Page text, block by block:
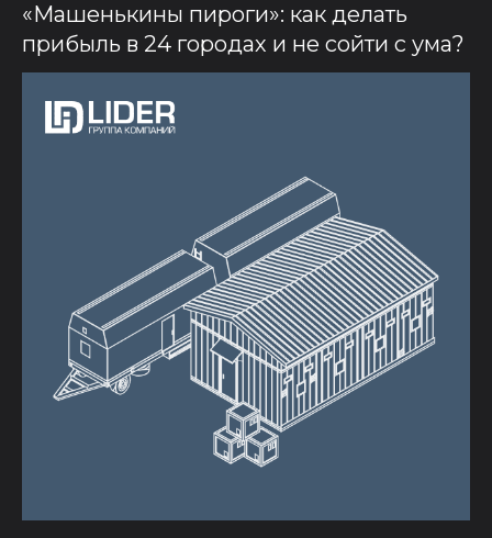
«Машенькины пироги»: как делать
прибыль в 24 городах и не сойти с ума?